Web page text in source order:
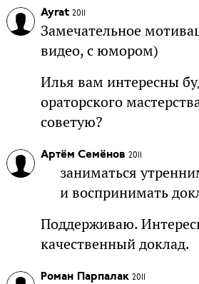
Ayrat 2011
Замечательное
видео, с юмором)
Илья вам интересны
ораторского
советую?
Артём Семёнов 2011
заниматься
и воспринимать
Поддерживаю.
качественный доклад.
Роман Парпалак 2011